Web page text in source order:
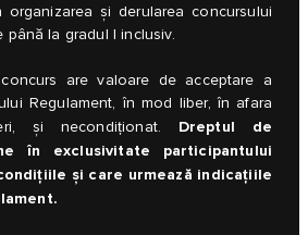
organizarea și derularea concursului
până la gradul I inclusiv.
are valoare de acceptare a
Regulament, în mod liber, în afara
și necondiționat. Dreptul de
în exclusivitate participantului
și care urmează indicațiile